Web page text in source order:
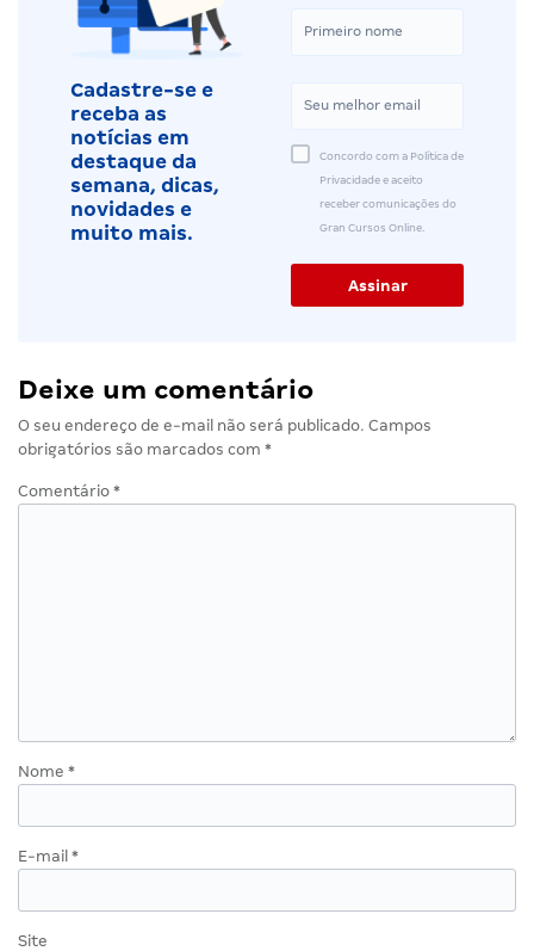
Cadastre-se e
receba as
notícias em
destaque da
semana, dicas,
novidades e
muito mais.
Concordo com a Política de
Privacidade e aceito
receber comunicações do
Gran Cursos Online.
Deixe um comentário
O seu endereço de e-mail não será publicado. Campos
obrigatórios são marcados com *
Comentário *
Nome *
E-mail *
Site